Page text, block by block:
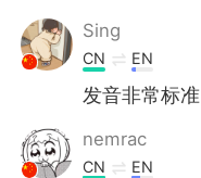
Sing
CN EN
发音非常标准
nemrac
CN EN